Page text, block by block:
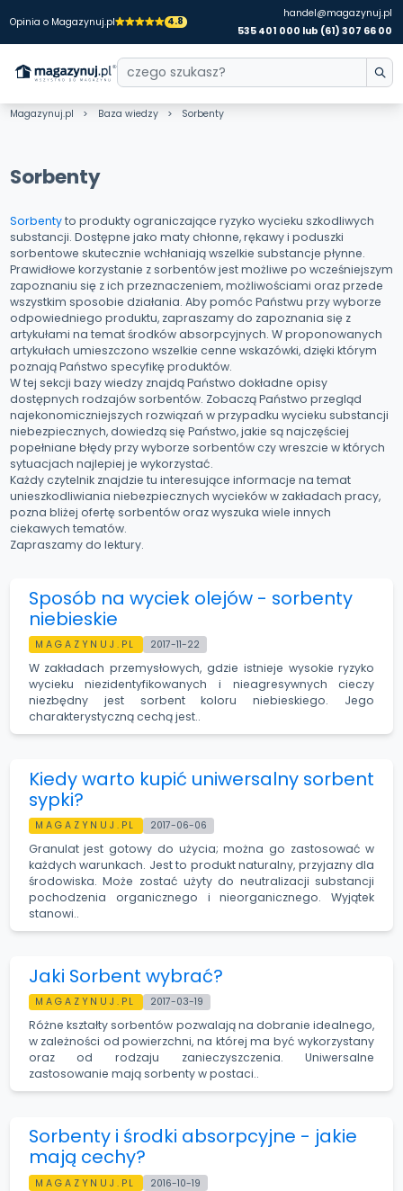
Opinia o Magazynuj.pl 4.8
handel@magazynuj.pl
535 401 000 lub (61) 307 66 00
Magazynuj.pl Baza wiedzy Sorbenty
Sorbenty
Sorbentyto produkty ograniczające ryzyko wycieku szkodliwych
substancji. Dostępne jako maty chłonne, rękawy i poduszki
sorbentowe skutecznie wchłaniają wszelkie substancje płynne.
Prawidłowe korzystanie z sorbentów jest możliwe po wcześniejszym
zapoznaniu się z ich przeznaczeniem, możliwościami oraz przede
wszystkim sposobie działania. Aby pomóc Państwu przy wyborze
odpowiedniego produktu, zapraszamy do zapoznania się z
artykułami na temat środków absorpcyjnych. W proponowanych
artykułach umieszczono wszelkie cenne wskazówki, dzięki którym
poznają Państwo specyfikę produktów.
W tej sekcji bazy wiedzy znajdą Państwo dokładne opisy
dostępnych rodzajów sorbentów. Zobaczą Państwo przegląd
najekonomiczniejszych rozwiązań w przypadku wycieku substancji
niebezpiecznych, dowiedzą się Państwo, jakie są najczęściej
popełniane błędy przy wyborze sorbentów czy wreszcie w których
sytuacjach najlepiej je wykorzystać.
Każdy czytelnik znajdzie tu interesujące informacje na temat
unieszkodliwiania niebezpiecznych wycieków w zakładach pracy,
pozna bliżej ofertę sorbentów oraz wyszuka wiele innych
ciekawych tematów.
Zapraszamy do lektury.
Sposób na wyciek olejów - sorbenty
niebieskie
MAGAZYNUJ.PL 2017-11-22
W zakładach przemysłowych, gdzie istnieje wysokie ryzyko
wycieku niezidentyfikowanych i nieagresywnych cieczy
niezbędny jest sorbent koloru niebieskiego. Jego
charakterystyczną cechą jest..
Kiedy warto kupić uniwersalny sorbent
sypki?
MAGAZYNUJ.PL 2017-06-06
Granulat jest gotowy do użycia; można go zastosować w
każdych warunkach. Jest to produkt naturalny, przyjazny dla
środowiska. Może zostać użyty do neutralizacji substancji
pochodzenia organicznego i nieorganicznego. Wyjątek
stanowi..
Jaki Sorbent wybrać?
MAGAZYNUJ.PL 2017-03-19
Różne kształty sorbentów pozwalają na dobranie idealnego,
w zależności od powierzchni, na której ma być wykorzystany
oraz od rodzaju zanieczyszczenia. Uniwersalne
zastosowanie mają sorbenty w postaci..
Sorbenty i środki absorpcyjne - jakie
mają cechy?
MAGAZYNUJ.PL 2016-10-19